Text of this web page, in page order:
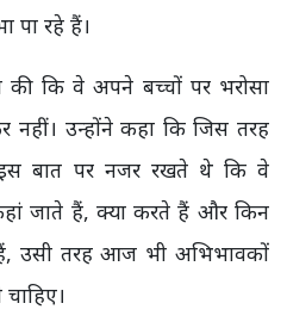
पा रहे हैं।
कि वे अपने बच्चों पर भरोसा
उन्होंने कहा कि जिस तरह
बात पर नजर रखते थे कि वे
जाते हैं, क्या करते हैं और किन
उसी तरह आज भी अभिभावकों